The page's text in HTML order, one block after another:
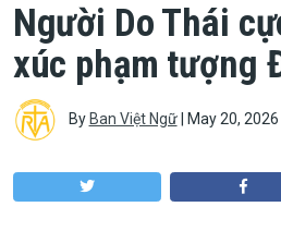
Người Do Thái
xúc phạm tượng
By Ban Việt Ngữ| May 20, 2026